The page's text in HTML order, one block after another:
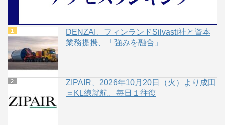
DENZAI、フィンランドSilvasti社と資本
業務提携、「強みを融合」
ZIPAIR、2026年10月20日（火）より成田
＝KL線就航、毎日１往復